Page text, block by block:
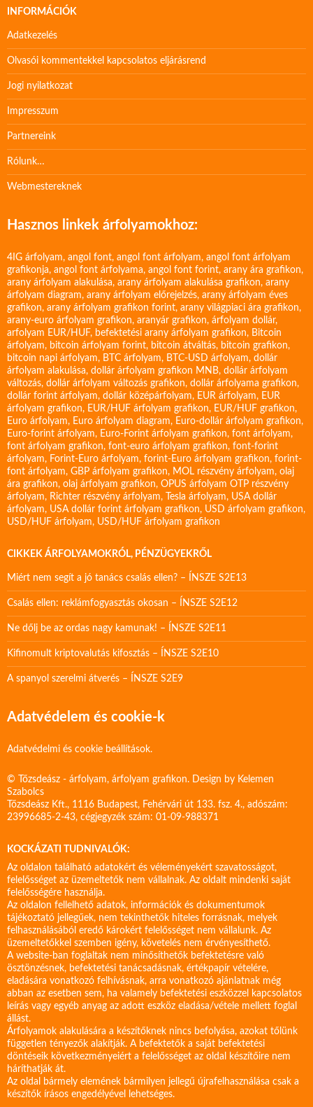
INFORMÁCIÓK
Adatkezelés
Olvasói kommentekkel kapcsolatos eljárásrend
Jogi nyilatkozat
Impresszum
Partnereink
Rólunk…
Webmestereknek
Hasznos linkek árfolyamokhoz:
4IG árfolyam, angol font, angol font árfolyam, angol font árfolyam
grafikonja, angol font árfolyama, angol font forint, arany ára grafikon,
arany árfolyam alakulása, arany árfolyam alakulása grafikon, arany
árfolyam diagram, arany árfolyam előrejelzés, arany árfolyam éves
grafikon, arany árfolyam grafikon forint, arany világpiaci ára grafikon,
arany-euro árfolyam grafikon, aranyár grafikon, árfolyam dollár,
arfolyam EUR/HUF, befektetési arany árfolyam grafikon, Bitcoin
árfolyam, bitcoin árfolyam forint, bitcoin átváltás, bitcoin grafikon,
bitcoin napi árfolyam, BTC árfolyam, BTC-USD árfolyam, dollár
árfolyam alakulása, dollár árfolyam grafikon MNB, dollár árfolyam
változás, dollár árfolyam változás grafikon, dollár árfolyama grafikon,
dollár forint árfolyam, dollár középárfolyam, EUR árfolyam, EUR
árfolyam grafikon, EUR/HUF árfolyam grafikon, EUR/HUF grafikon,
Euro árfolyam, Euro árfolyam diagram, Euro-dollár árfolyam grafikon,
Euro-forint árfolyam, Euro-Forint árfolyam grafikon, font árfolyam,
font árfolyam grafikon, font-euro árfolyam grafikon, font-forint
árfolyam, Forint-Euro árfolyam, forint-Euro árfolyam grafikon, forint-
font árfolyam, GBP árfolyam grafikon, MOL részvény árfolyam, olaj
ára grafikon, olaj árfolyam grafikon, OPUS árfolyam OTP részvény
árfolyam, Richter részvény árfolyam, Tesla árfolyam, USA dollár
árfolyam, USA dollár forint árfolyam grafikon, USD árfolyam grafikon,
USD/HUF árfolyam, USD/HUF árfolyam grafikon
CIKKEK ÁRFOLYAMOKRÓL, PÉNZÜGYEKRŐL
Miért nem segít a jó tanács csalás ellen? – ÍNSZE S2E13
Csalás ellen: reklámfogyasztás okosan – ÍNSZE S2E12
Ne dőlj be az ordas nagy kamunak! – ÍNSZE S2E11
Kifinomult kriptovalutás kifosztás – ÍNSZE S2E10
A spanyol szerelmi átverés – ÍNSZE S2E9
Adatvédelem és cookie-k
Adatvédelmi és cookie beállítások.
© Tőzsdeász - árfolyam, árfolyam grafikon. Design by Kelemen
Szabolcs
Tőzsdeász Kft., 1116 Budapest, Fehérvári út 133. fsz. 4., adószám:
23996685-2-43, cégjegyzék szám: 01-09-988371
KOCKÁZATI TUDNIVALÓK:
Az oldalon található adatokért és véleményekért szavatosságot,
felelősséget az üzemeltetők nem vállalnak. Az oldalt mindenki saját
felelősségére használja.
Az oldalon fellelhető adatok, információk és dokumentumok
tájékoztató jellegűek, nem tekinthetők hiteles forrásnak, melyek
felhasználásából eredő károkért felelősséget nem vállalunk. Az
üzemeltetőkkel szemben igény, követelés nem érvényesíthető.
A website-ban foglaltak nem minősíthetők befektetésre való
ösztönzésnek, befektetési tanácsadásnak, értékpapír vételére,
eladására vonatkozó felhívásnak, arra vonatkozó ajánlatnak még
abban az esetben sem, ha valamely befektetési eszközzel kapcsolatos
leírás vagy egyéb anyag az adott eszköz eladása/vétele mellett foglal
állást.
Árfolyamok alakulására a készítőknek nincs befolyása, azokat tőlünk
független tényezők alakítják. A befektetők a saját befektetési
döntéseik következményeiért a felelősséget az oldal készítőire nem
háríthatják át.
Az oldal bármely elemének bármilyen jellegű újrafelhasználása csak a
készítők írásos engedélyével lehetséges.